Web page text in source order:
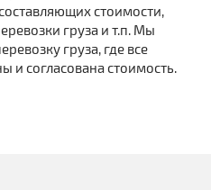
стоимости,
груза и т.п. Мы
груза, где все
и согласована стоимость.